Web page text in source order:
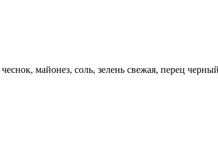
майонез, соль, зелень свежая, перец